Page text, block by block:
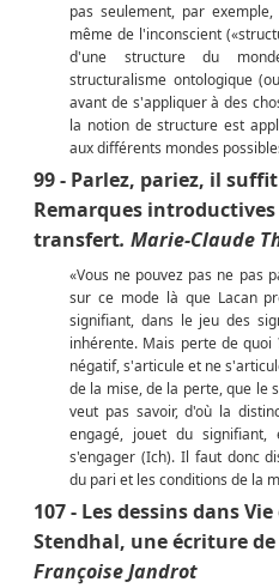
pas seulement, par
même de l'inconscient
d'une structure du
structuralisme ontologique
avant de s'appliquer à des
la notion de structure est
aux différents mondes
99 - Parlez, pariez, il
Remarques
transfert. Marie-Claude
«Vous ne pouvez pas ne pas
sur ce mode là que Lacan
signifiant, dans le jeu des
inhérente. Mais perte de
négatif, s'articule et ne
de la mise, de la perte, que le
veut pas savoir, d'où la
engagé, jouet du
s'engager (Ich). Il faut donc
du pari et les conditions de la
107 - Les dessins dans
Stendhal, une écriture de
Françoise Jandrot